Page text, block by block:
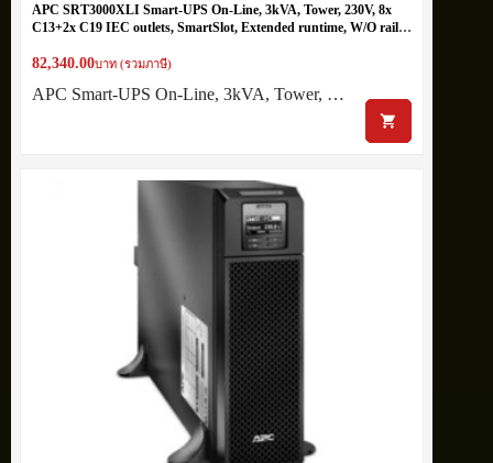
APC SRT3000XLI Smart-UPS On-Line, 3kVA, Tower, 230V, 8x
C13+2x C19 IEC outlets, SmartSlot, Extended runtime, W/O rail
82,340.00บาท (รวมภาษี)
APC Smart-UPS On-Line, 3kVA, Tower, …